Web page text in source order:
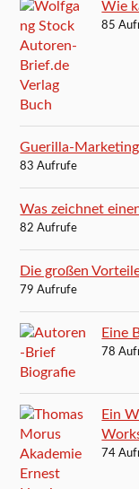
Wie
85
Guerilla-
83 Aufrufe
Was zeichnet
82 Aufrufe
Die großen
79 Aufrufe
Eine
78
Ein
74